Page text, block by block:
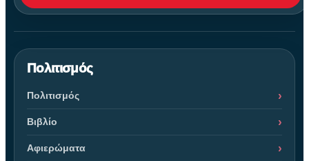
Πολιτισμός
Πολιτισμός
Βιβλίο
Αφιερώματα